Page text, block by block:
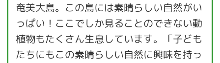
奄美大島。この島には素晴らしい自然がい
っぱい！ここでしか見ることのできない動
植物もたくさん生息しています。「子ども
たちにもこの素晴らしい自然に興味を持っ